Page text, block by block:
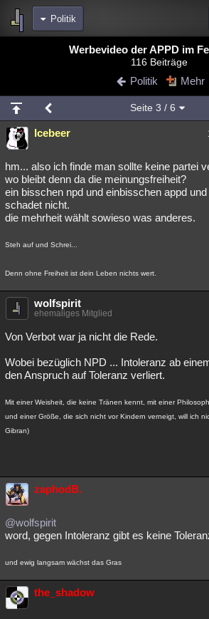
Politik
Blogs
Chat Wiki Neuigkeiten
meine Rubriken
Menschen
Spiritualität Verschwörungen
Natur Umfragen Unterhaltung
weitere Rubriken
Musik Clash Verbesserungen
Übersichten
Besucht Teilgenommen Alle
Lesenswert Schlüsselwörter
Werbevideo der APPD im
116 Beiträge
Politik Mehr
Seite 3 / 6
Icebeer
hm... also ich finde man sollte keine partei
wo bleibt denn da die meinungsfreiheit?
ein bisschen npd und einbisschen appd
schadet nicht.
die mehrheit wählt sowieso was anderes.
Steh auf und Schrei...
Denn ohne Freiheit ist dein Leben nichts wert.
wolfspirit
ehemaliges Mitglied
Von Verbot war ja nicht die Rede.
Wobei bezüglich NPD ... Intoleranz ab
den Anspruch auf Toleranz verliert.
Mit einer Weisheit, die keine Tränen kennt, mit einer
und einer Größe, die sich nicht vor Kindern verneigt, will ich
Gibran)
zaphodB.
@wolfspirit
word, gegen Intoleranz gibt es keine
und ewig langsam wächst das Gras
the_shadow